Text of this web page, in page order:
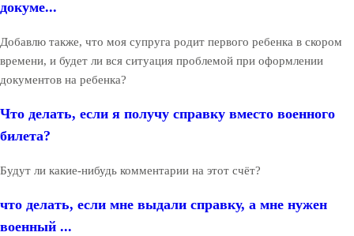
докуме...
Добавлю также, что моя супруга родит первого ребенка в скором
времени, и будет ли вся ситуация проблемой при оформлении
документов на ребенка?
Что делать, если я получу справку вместо военного
билета?
Будут ли какие-нибудь комментарии на этот счёт?
что делать, если мне выдали справку, а мне нужен
военный ...